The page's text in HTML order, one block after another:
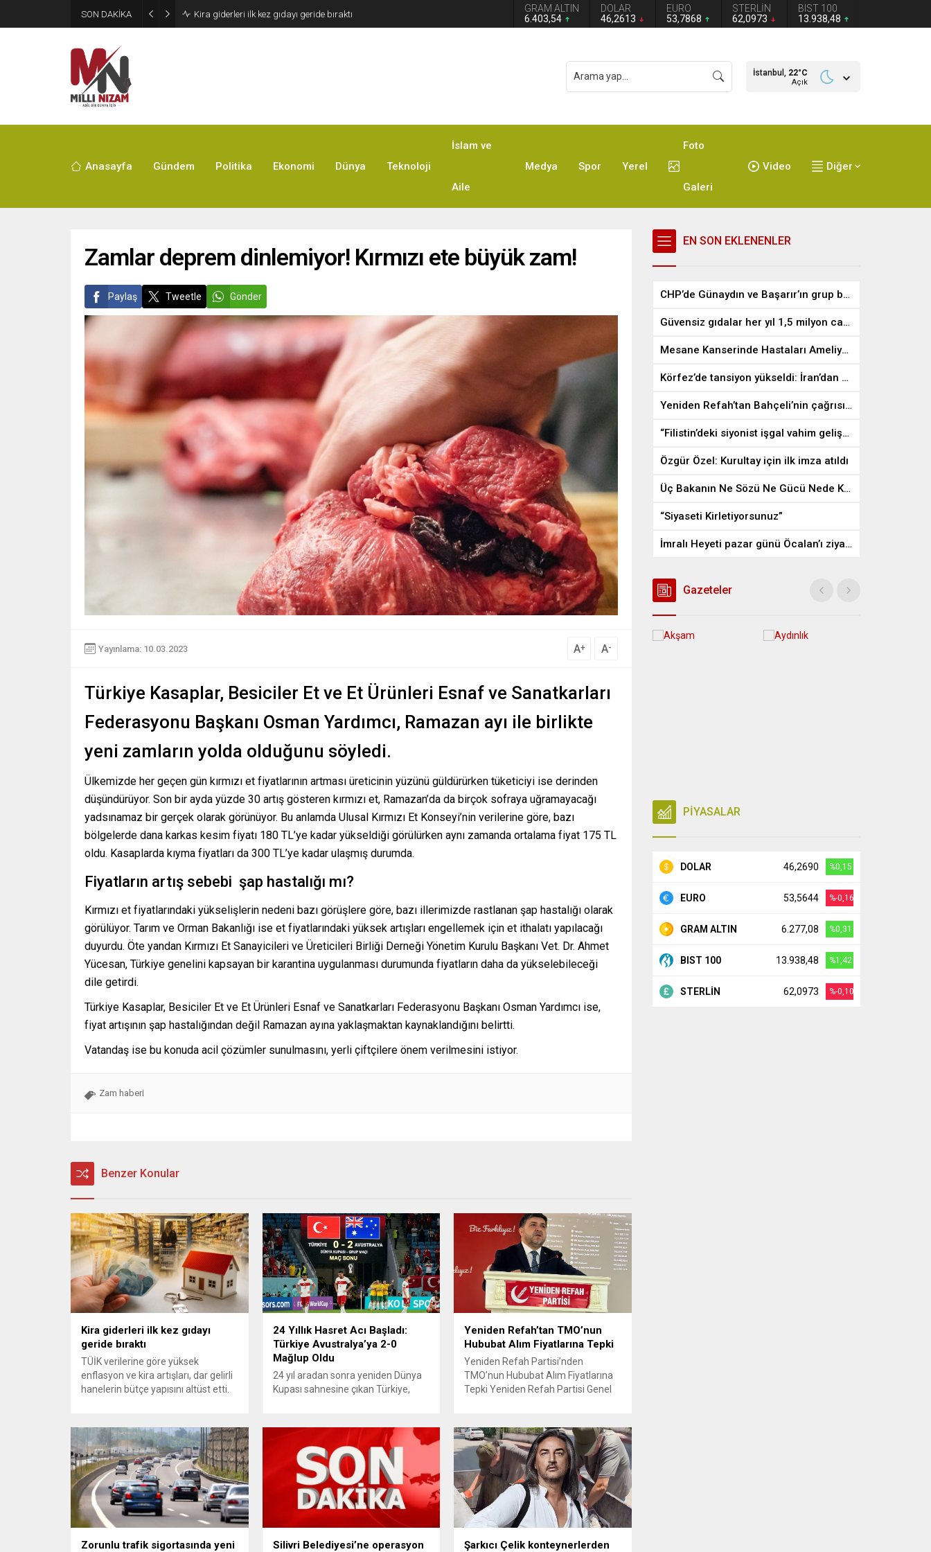
SON DAKİKA 24 Yıllık Hasret Acı Başladı: Türkiye Avustralya’ya 2-0 Mağlup Oldu
GRAM ALTIN
6.403,54
DOLAR
46,2613
EURO
53,7868
STERLİN
62,0973
BIST 100
13.938,48
İstanbul, 22°C
Açık
Anasayfa Gündem Politika Ekonomi Dünya Teknoloji
İslam ve
Aile
Medya Spor Yerel
Foto
Galeri
Video Diğer
Zamlar deprem dinlemiyor! Kırmızı ete büyük zam!
Paylaş Tweetle Gönder
Yayınlama: 10.03.2023 A+ A-
Türkiye Kasaplar, Besiciler Et ve Et Ürünleri Esnaf ve Sanatkarları
Federasyonu Başkanı Osman Yardımcı, Ramazan ayı ile birlikte
yeni zamların yolda olduğunu söyledi.
Ülkemizde her geçen gün kırmızı et fiyatlarının artması üreticinin yüzünü güldürürken tüketiciyi ise derinden
düşündürüyor. Son bir ayda yüzde 30 artış gösteren kırmızı et, Ramazan’da da birçok sofraya uğramayacağı
yadsınamaz bir gerçek olarak görünüyor. Bu anlamda Ulusal Kırmızı Et Konseyi’nin verilerine göre, bazı
bölgelerde dana karkas kesim fiyatı 180 TL’ye kadar yükseldiği görülürken aynı zamanda ortalama fiyat 175 TL
oldu. Kasaplarda kıyma fiyatları da 300 TL’ye kadar ulaşmış durumda.
Fiyatların artış sebebi şap hastalığı mı?
Kırmızı et fiyatlarındaki yükselişlerin nedeni bazı görüşlere göre, bazı illerimizde rastlanan şap hastalığı olarak
görülüyor. Tarım ve Orman Bakanlığı ise et fiyatlarındaki yüksek artışları engellemek için et ithalatı yapılacağı
duyurdu. Öte yandan Kırmızı Et Sanayicileri ve Üreticileri Birliği Derneği Yönetim Kurulu Başkanı Vet. Dr. Ahmet
Yücesan, Türkiye genelini kapsayan bir karantina uygulanması durumunda fiyatların daha da yükselebileceği
dile getirdi.
Türkiye Kasaplar, Besiciler Et ve Et Ürünleri Esnaf ve Sanatkarları Federasyonu Başkanı Osman Yardımcı ise,
fiyat artışının şap hastalığından değil Ramazan ayına yaklaşmaktan kaynaklandığını belirtti.
Vatandaş ise bu konuda acil çözümler sunulmasını, yerli çiftçilere önem verilmesini istiyor.
Zam haberi
Benzer Konular
Kira giderleri ilk kez gıdayı
geride bıraktı
TÜİK verilerine göre yüksek
enflasyon ve kira artışları, dar gelirli
hanelerin bütçe yapısını altüst etti.
itibarıyla %39’a ulaşarak gıda
harcamalarını geride bıraktı ve son
23 yılın zirvesine çıktı. Türkiye’de
yaşanan yüksek enflasyon ve hız
kazanan kira artışları, düşük...
24 Yıllık Hasret Acı Başladı:
Türkiye Avustralya’ya 2-0
Mağlup Oldu
24 yıl aradan sonra yeniden Dünya
Kupası sahnesine çıkan Türkiye,
yapamadı. Ay-yıldızlı ekip, grup
mücadelesinin açılış
karşılaşmasında rakibine 2-0
mağlup olarak Dünya Kupası
serüvenine puansız başladı.
Karşılaşmanın ilk dakikalarından
itibaren iki takım da kontrollü bir
oyun sergilerken, Avustralya
özellikle hızlı hücumlarla etkili
Yeniden Refah’tan TMO’nun
Hububat Alım Fiyatlarına Tepki
Yeniden Refah Partisi’nden
TMO’nun Hububat Alım Fiyatlarına
Tepki Yeniden Refah Partisi Genel
Bayramoğlu, Toprak Mahsulleri
Ofisi’nin (TMO) açıkladığı hububat
alım fiyatlarına ilişkin yazılı bir
açıklama yaptı. Bayramoğlu,
açıklanan fiyatların çiftçinin artan
maliyetlerini karşılamaktan uzak
olduğunu savunarak fiyatların
yeniden değerlendirilmesi
çağrısında...
Zorunlu trafik sigortasında yeni
Silivri Belediyesi’ne operasyon
Şarkıcı Çelik konteynerlerden
EN SON EKLENENLER
CHP’de Günaydın ve Başarır’ın grup başkanvekilliği düştü
Güvensiz gıdalar her yıl 1,5 milyon can alıyor
Mesane Kanserinde Hastaları Ameliyattan Kurtaran İlaç
Körfez’de tansiyon yükseldi: İran’dan ABD üslerine misilleme
Yeniden Refah’tan Bahçeli’nin çağrısına destek
“Filistin’deki siyonist işgal vahim gelişmelere gebe”
Özgür Özel: Kurultay için ilk imza atıldı
Üç Bakanın Ne Sözü Ne Gücü Nede Kudreti Yetmedi
“Siyaseti Kirletiyorsunuz”
İmralı Heyeti pazar günü Öcalan’ı ziyaret edecek
Gazeteler
PİYASALAR
DOLAR 46,2690 %0,15
EURO 53,5644 %-0,16
GRAM ALTIN 6.277,08 %0,31
BIST 100 13.938,48 %1,42
STERLİN 62,0973 %-0,10